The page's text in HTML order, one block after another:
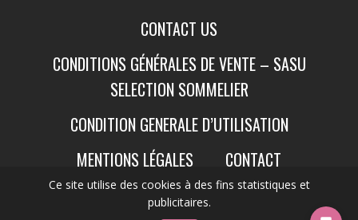
Ce site utilise des cookies à des fins statistiques et
publicitaires.
CONTACT US
CONDITIONS GÉNÉRALES DE VENTE – SASU
SELECTION SOMMELIER
CONDITION GENERALE D’UTILISATION
MENTIONS LÉGALES
CONTACT